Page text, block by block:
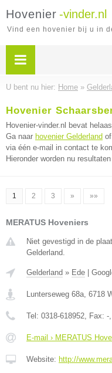
Hovenier -vinder.nl
Vind een hovenier bij u in
U bent nu hier: Home »
Hovenier
Hovenier-vinder.nl bevat
Ga naar hovenier Gelderland
via één e-mail in contact te
Hieronder worden nu
1 2 3 » »»
MERATUS Hoveniers
Niet gevestigd in de
Gelderland.
Gelderland » Ede
Lunterseweg 68a, 6718
Tel: 0318-618952, Fax: -
E-mail › MERATUS
Website: http://